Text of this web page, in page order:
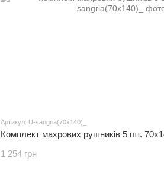
Артикул: U-sangria(70х140)_
Комплект махрових рушників 5 шт.
1 254 грн